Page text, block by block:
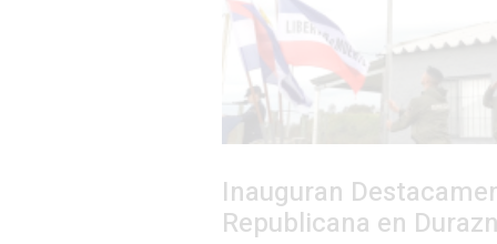
Inauguran Destacamento de la
Republicana en Durazno